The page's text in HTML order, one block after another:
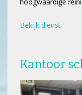
Bekijk dienst
Kantoor